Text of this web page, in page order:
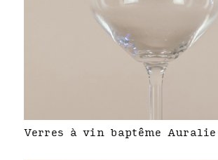
Verres à vin baptême Auralie